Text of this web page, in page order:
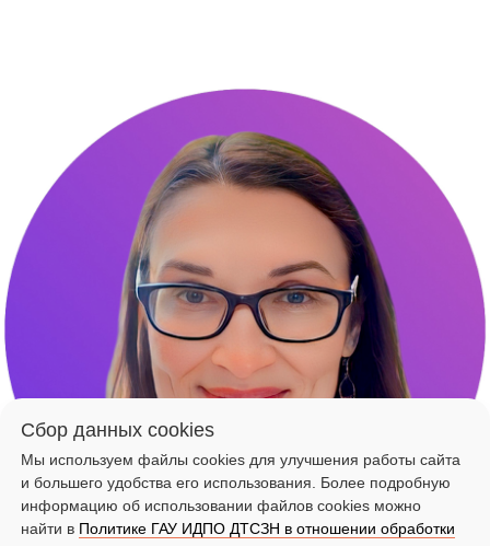
Сбор данных cookies
Мы используем файлы cookies для улучшения работы сайта
и большего удобства его использования. Более подробную
информацию об использовании файлов cookies можно
найти в Политике ГАУ ИДПО ДТСЗН в отношении обработки